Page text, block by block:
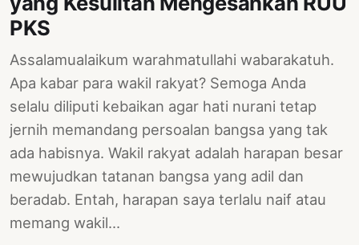
PKS
Assalamualaikum warahmatullahi wabarakatuh.
Apa kabar para wakil rakyat? Semoga Anda
selalu diliputi kebaikan agar hati nurani tetap
jernih memandang persoalan bangsa yang tak
ada habisnya. Wakil rakyat adalah harapan besar
mewujudkan tatanan bangsa yang adil dan
beradab. Entah, harapan saya terlalu naif atau
memang wakil…